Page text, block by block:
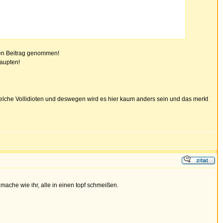
Beitrag genommen!
Vollidioten und deswegen wird es hier kaum anders sein und das merkt
wie ihr, alle in einen topf schmeißen.